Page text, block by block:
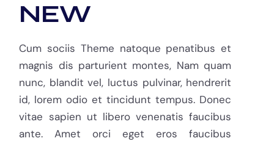
NEW
Cum sociis Theme natoque penatibus et
magnis dis parturient montes, Nam quam
nunc, blandit vel, luctus pulvinar, hendrerit
id, lorem odio et tincidunt tempus. Donec
vitae sapien ut libero venenatis faucibus
ante. Amet orci eget eros faucibus